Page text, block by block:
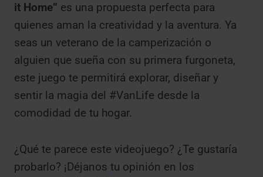
it Home” es una propuesta perfecta para
quienes aman la creatividad y la aventura. Ya
seas un veterano de la camperización o
alguien que sueña con su primera furgoneta,
este juego te permitirá explorar, diseñar y
sentir la magia del #VanLife desde la
comodidad de tu hogar.
¿Qué te parece este videojuego? ¿Te gustaría
probarlo? ¡Déjanos tu opinión en los